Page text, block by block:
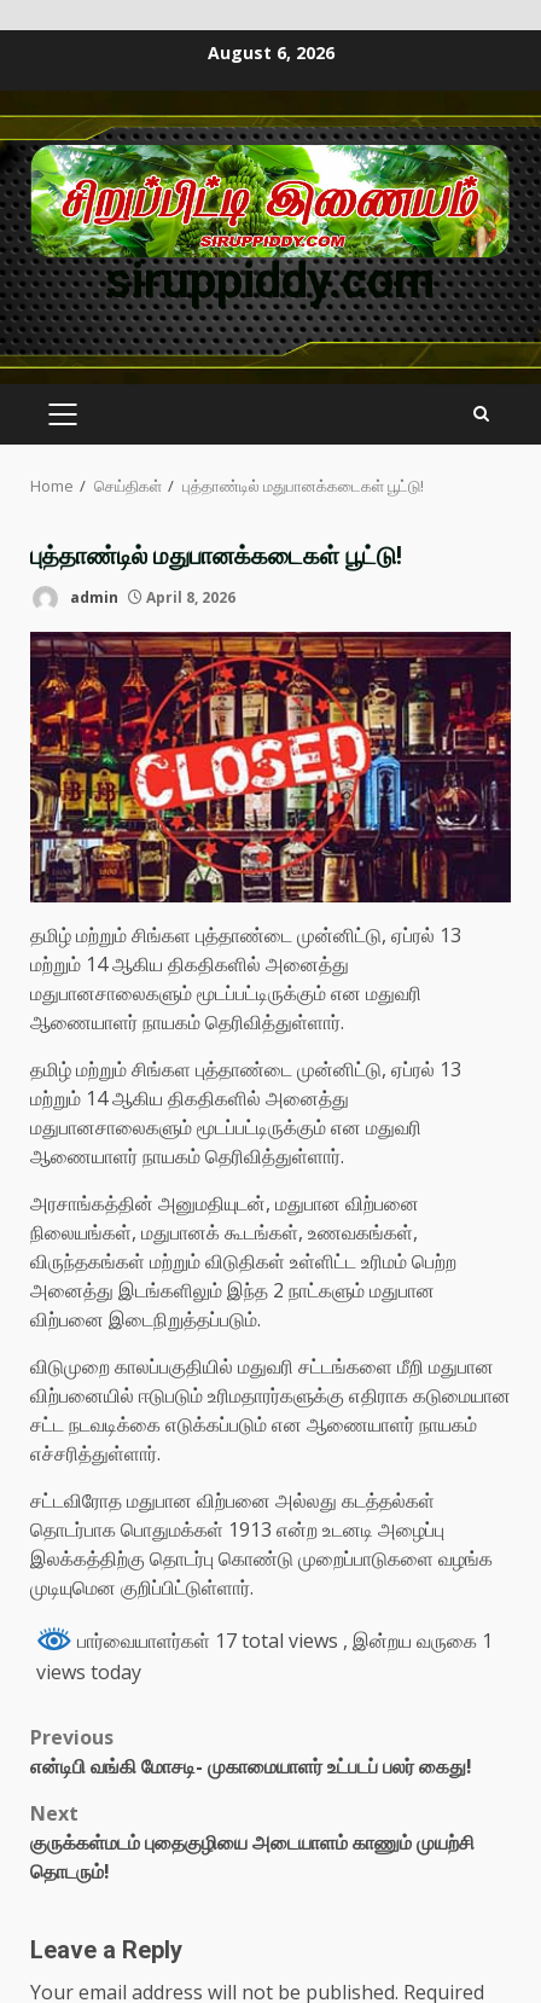
August 6, 2026
siruppiddy.com
Home செய்திகள் புத்தாண்டில் மதுபானக்கடைகள் பூட்டு!
புத்தாண்டில் மதுபானக்கடைகள் பூட்டு!
admin April 8, 2026
தமிழ் மற்றும் சிங்கள புத்தாண்டை முன்னிட்டு, ஏப்ரல் 13
மற்றும் 14 ஆகிய திகதிகளில் அனைத்து
மதுபானசாலைகளும் மூடப்பட்டிருக்கும் என மதுவரி
ஆணையாளர் நாயகம் தெரிவித்துள்ளார்.
தமிழ் மற்றும் சிங்கள புத்தாண்டை முன்னிட்டு, ஏப்ரல் 13
மற்றும் 14 ஆகிய திகதிகளில் அனைத்து
மதுபானசாலைகளும் மூடப்பட்டிருக்கும் என மதுவரி
ஆணையாளர் நாயகம் தெரிவித்துள்ளார்.
அரசாங்கத்தின் அனுமதியுடன், மதுபான விற்பனை
நிலையங்கள், மதுபானக் கூடங்கள், உணவகங்கள்,
விருந்தகங்கள் மற்றும் விடுதிகள் உள்ளிட்ட உரிமம் பெற்ற
அனைத்து இடங்களிலும் இந்த 2 நாட்களும் மதுபான
விற்பனை இடைநிறுத்தப்படும்.
விடுமுறை காலப்பகுதியில் மதுவரி சட்டங்களை மீறி மதுபான
விற்பனையில் ஈடுபடும் உரிமதாரர்களுக்கு எதிராக கடுமையான
சட்ட நடவடிக்கை எடுக்கப்படும் என ஆணையாளர் நாயகம்
எச்சரித்துள்ளார்.
சட்டவிரோத மதுபான விற்பனை அல்லது கடத்தல்கள்
தொடர்பாக பொதுமக்கள் 1913 என்ற உடனடி அழைப்பு
இலக்கத்திற்கு தொடர்பு கொண்டு முறைப்பாடுகளை வழங்க
முடியுமென குறிப்பிட்டுள்ளார்.
பார்வையாளர்கள் 17 total views , இன்றய வருகை 1
views today
Previous
என்டிபி வங்கி மோசடி- முகாமையாளர் உட்படப் பலர் கைது!
Next
குருக்கள்மடம் புதைகுழியை அடையாளம் காணும் முயற்சி
தொடரும்!
Leave a Reply
Your email address will not be published. Required